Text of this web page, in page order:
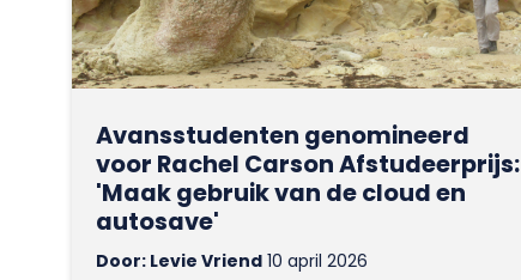
Avansstudenten genomineerd
voor Rachel Carson Afstudeerprijs:
'Maak gebruik van de cloud en
autosave'
Door: Levie Vriend 10 april 2026